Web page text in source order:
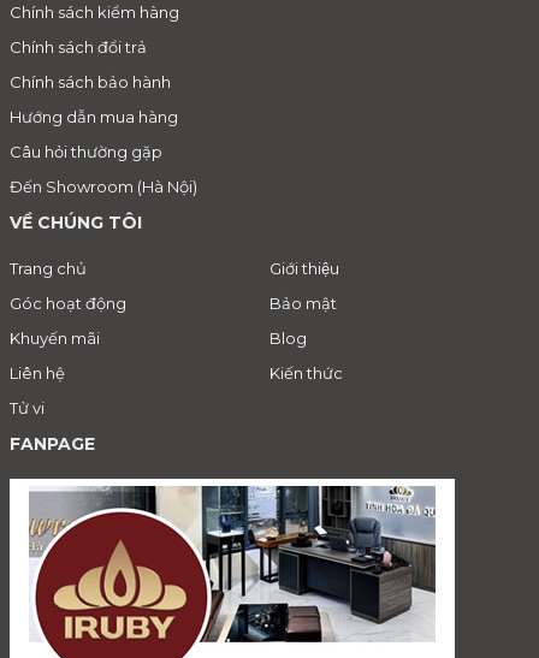
Chính sách kiểm hàng
Chính sách đổi trả
Chính sách bảo hành
Hướng dẫn mua hàng
Câu hỏi thường gặp
Đến Showroom (Hà Nội)
VỀ CHÚNG TÔI
Trang chủ
Giới thiệu
Góc hoạt động
Bảo mật
Khuyến mãi
Blog
Liên hệ
Kiến thức
Tử vi
FANPAGE